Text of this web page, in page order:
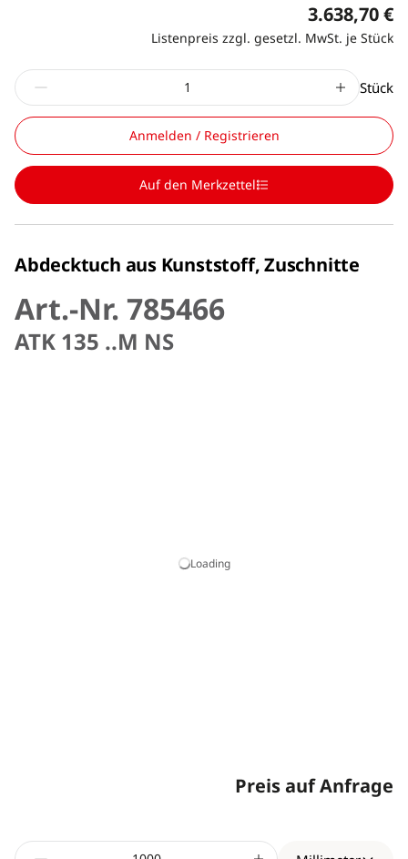
3.638,70 €
Listenpreis zzgl. gesetzl. MwSt. je Stück
Stück
Anmelden / Registrieren
Auf den Merkzettel
Abdecktuch aus Kunststoff, Zuschnitte
Art.-Nr. 785466
ATK 135 ..M NS
Loading
Preis auf Anfrage